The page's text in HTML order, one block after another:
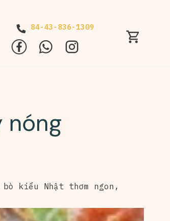
84-43-836-1309
nóng
kiểu Nhật thơm ngon ,